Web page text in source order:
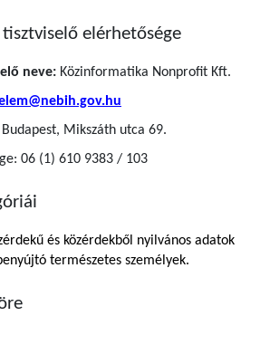
elérhetősége
neve: Közinformatika Nonprofit Kft.
Mikszáth utca 69.
06 (1) 610 9383 / 103
és közérdekből nyilvános adatok
természetes személyek.